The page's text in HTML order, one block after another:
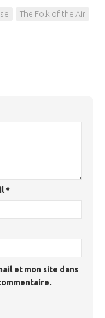
The Folk of the Air
*
et mon site dans